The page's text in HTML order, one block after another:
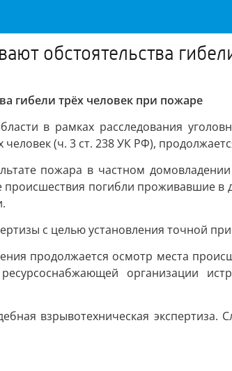
обстоятельства
гибели трёх человек при пожаре
в рамках расследования
(ч. 3 ст. 238 УК РФ),
пожара в частном
погибли проживавшие
с целью установления точной
продолжается осмотр места
организации
взрывотехническая